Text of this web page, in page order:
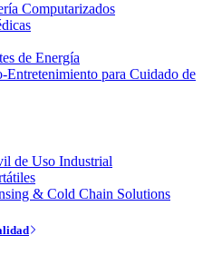
Computarizados
de Energía
Entretenimiento para Cuidado de
de Uso Industrial
& Cold Chain Solutions